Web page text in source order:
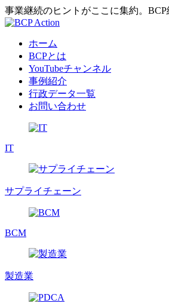
事業継続のヒントがここに集約。
ホーム
BCPとは
YouTubeチャンネル
事例紹介
行政データ一覧
お問い合わせ
IT
サプライチェーン
BCM
製造業